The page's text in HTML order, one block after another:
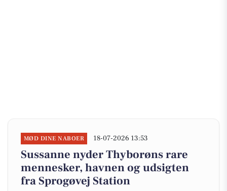
MØD DINE NABOER 18-07-2026 13:53
Sussanne nyder Thyborøns rare
mennesker, havnen og udsigten
fra Sprogøvej Station